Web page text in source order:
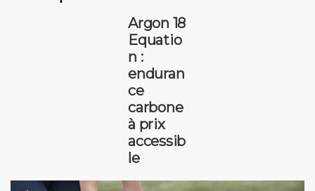
Argon 18
Equatio
n :
enduran
ce
carbone
à prix
accessib
le